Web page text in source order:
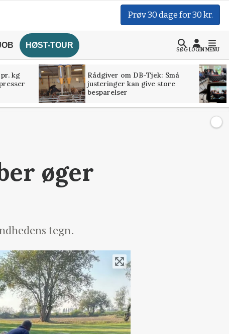
Prøv 30 dage for 30 kr.
HØST-TOUR
SØGLOGINMENU
kg
Rådgiver om DB-Tjek: Små
justeringer kan give store
besparelser
øger
tegn.